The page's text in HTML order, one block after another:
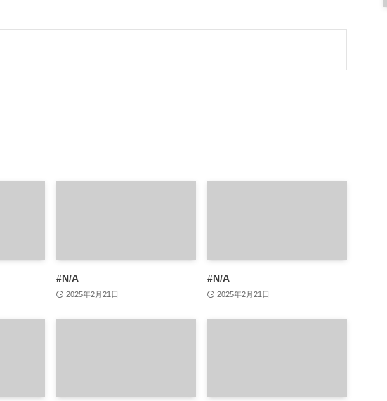
#N/A
2025年2月21日
#N/A
2025年2月21日